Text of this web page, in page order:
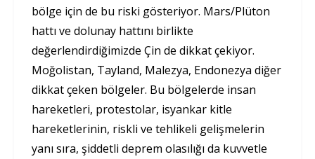
bölge için de bu riski gösteriyor. Mars/Plüton
hattı ve dolunay hattını birlikte
değerlendirdiğimizde Çin de dikkat çekiyor.
Moğolistan, Tayland, Malezya, Endonezya diğer
dikkat çeken bölgeler. Bu bölgelerde insan
hareketleri, protestolar, isyankar kitle
hareketlerinin, riskli ve tehlikeli gelişmelerin
yanı sıra, şiddetli deprem olasılığı da kuvvetle